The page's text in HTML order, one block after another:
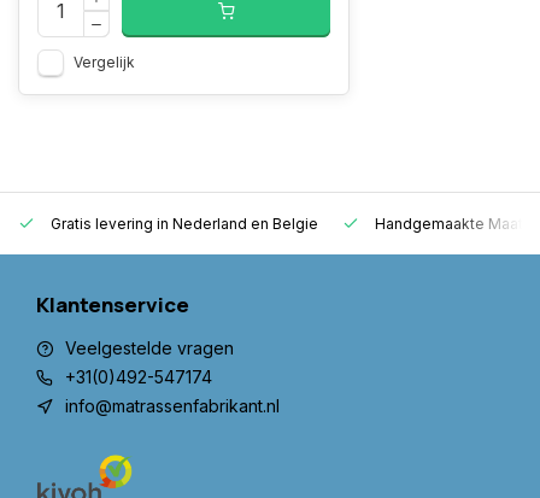
Vergelijk
Gratis levering in Nederland en Belgie Handgemaakte
Klantenservice
Veelgestelde vragen
+31(0)492-547174
info@matrassenfabrikant.nl